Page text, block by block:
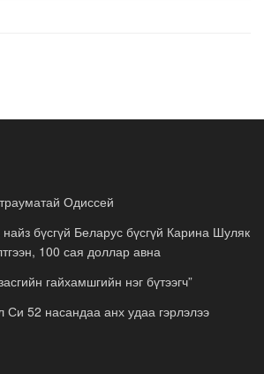
Одиссей
бүсгүй Беларус бүсгүй Карина Шуляк
100 сая доллар авна
гайхамшгийн нэг бүтээгч”
Си 52 насандаа анх удаа гэрлэлээ